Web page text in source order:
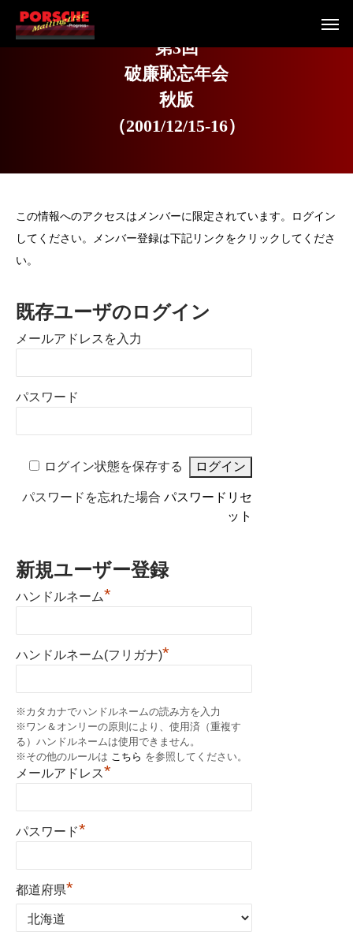
第3回
破廉恥忘年会
秋版
（2001/12/15-16）
この情報へのアクセスはメンバーに限定されています。ログイン
してください。メンバー登録は下記リンクをクリックしてくださ
い。
既存ユーザのログイン
メールアドレスを入力
パスワード
ログイン状態を保存する
パスワードを忘れた場合 パスワードリセ
ット
新規ユーザー登録
ハンドルネーム*
ハンドルネーム(フリガナ)*
※カタカナでハンドルネームの読み方を入力
※ワン＆オンリーの原則により、使用済（重複す
る）ハンドルネームは使用できません。
※その他のルールは こちら を参照してください。
メールアドレス*
パスワード*
都道府県*